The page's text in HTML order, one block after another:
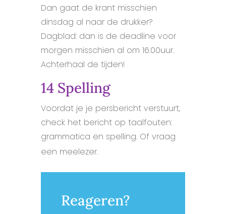
Dan gaat de krant misschien
dinsdag al naar de drukker?
Dagblad: dan is de deadline voor
morgen misschien al om 16.00uur.
Achterhaal de tijden!
14 Spelling
Voordat je je persbericht verstuurt,
check het bericht op taalfouten:
grammatica en spelling. Of vraag
een meelezer.
Reageren?